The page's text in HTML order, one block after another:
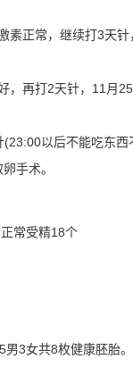
正常，继续打3天针
再打2天针，11月
以后不能吃东西
手术。
常受精18个
3女共8枚健康胚胎。